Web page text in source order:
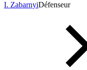
I. ZabarnyiDéfenseur